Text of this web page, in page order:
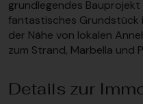
grundlegendes Bauprojekt
fantastisches Grundstück
der Nähe von lokalen
zum Strand, Marbella und
Details zur